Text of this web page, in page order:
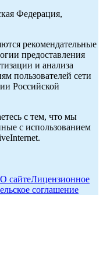
Федерация,
рекомендательные
предоставления
и анализа
пользователей сети
Российской
с тем, что мы
с использованием
О сайтеЛицензионное
соглашение